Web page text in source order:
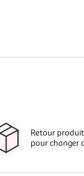
Retour
pour changer